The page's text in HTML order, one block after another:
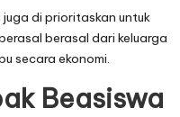
juga di prioritaskan untuk
berasal dari keluarga
secara ekonomi.
Beasiswa